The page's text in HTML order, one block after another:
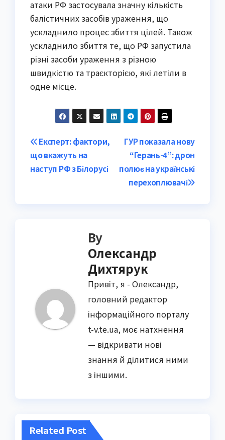
атаки РФ застосувала значну кількість
балістичних засобів ураження, що
ускладнило процес збиття цілей. Також
ускладнило збиття те, що РФ запустила
різні засоби ураження з різною
швидкістю та траєкторією, які летіли в
одне місце.
Post
navigation
ГУР показала нову
“Герань-4”: дрон
полює на українські
перехоплювачі
Експерт: фактори,
що вкажуть на
наступ РФ з Білорусі
By
Олександр
Дихтярук
Привіт, я - Олександр,
головний редактор
інформаційного порталу
t-v.te.ua, моє натхнення
— відкривати нові
знання й ділитися ними
з іншими.
Related Post